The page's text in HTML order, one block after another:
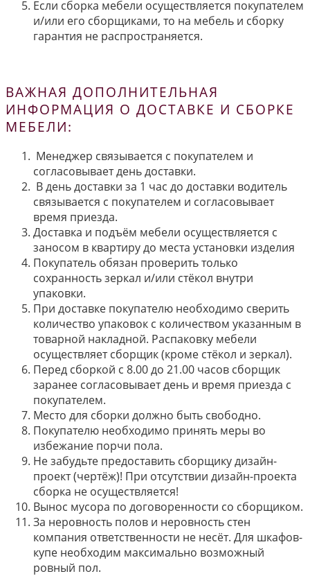
Если сборка мебели осуществляется покупателем
и/или его сборщиками, то на мебель и сборку
гарантия не распространяется.
ВАЖНАЯ ДОПОЛНИТЕЛЬНАЯ
ИНФОРМАЦИЯ О ДОСТАВКЕ И СБОРКЕ
МЕБЕЛИ:
Менеджер связывается с покупателем и
согласовывает день доставки.
В день доставки за 1 час до доставки водитель
связывается с покупателем и согласовывает
время приезда.
Доставка и подъём мебели осуществляется с
заносом в квартиру до места установки изделия
Покупатель обязан проверить только
сохранность зеркал и/или стёкол внутри
упаковки.
При доставке покупателю необходимо сверить
количество упаковок с количеством указанным в
товарной накладной. Распаковку мебели
осуществляет сборщик (кроме стёкол и зеркал).
Перед сборкой с 8.00 до 21.00 часов сборщик
заранее согласовывает день и время приезда с
покупателем.
Место для сборки должно быть свободно.
Покупателю необходимо принять меры во
избежание порчи пола.
Не забудьте предоставить сборщику дизайн-
проект (чертёж)! При отсутствии дизайн-проекта
сборка не осуществляется!
Вынос мусора по договоренности со сборщиком.
За неровность полов и неровность стен
компания ответственности не несёт. Для шкафов-
купе необходим максимально возможный
ровный пол.